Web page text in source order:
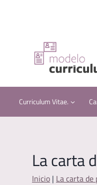
Curriculum Vitae.
La carta
Inicio | La carta de